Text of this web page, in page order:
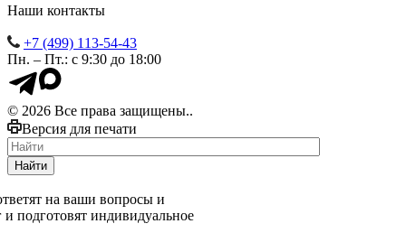
Наши контакты
+7 (499) 113-54-43
Пн. – Пт.: с 9:30 до 18:00
© 2026 Все права защищены..
Версия для печати
Найти
на ваши вопросы и
и подготовят индивидуальное